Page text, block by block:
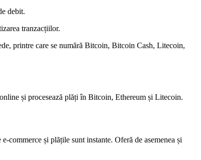
debit.
tranzacțiilor.
printre care se numără Bitcoin, Bitcoin Cash, Litecoin,
și procesează plăți în Bitcoin, Ethereum și Litecoin.
și plățile sunt instante. Oferă de asemenea și